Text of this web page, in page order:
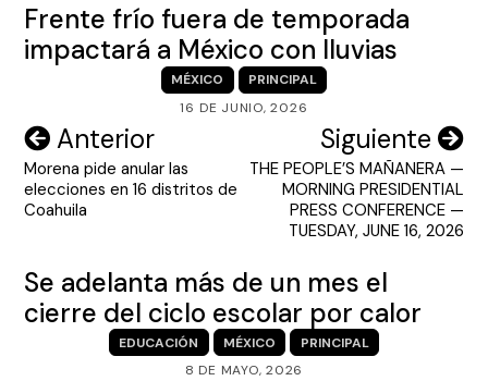
Frente frío fuera de temporada
impactará a México con lluvias
MÉXICO
PRINCIPAL
16 DE JUNIO, 2026
Navegación
de
entradas
Anterior
Morena pide anular las
elecciones en 16 distritos de
Coahuila
Siguiente
THE PEOPLE’S MAÑANERA —
MORNING PRESIDENTIAL
PRESS CONFERENCE —
TUESDAY, JUNE 16, 2026
Se adelanta más de un mes el
cierre del ciclo escolar por calor
EDUCACIÓN MÉXICO
PRINCIPAL
8 DE MAYO, 2026